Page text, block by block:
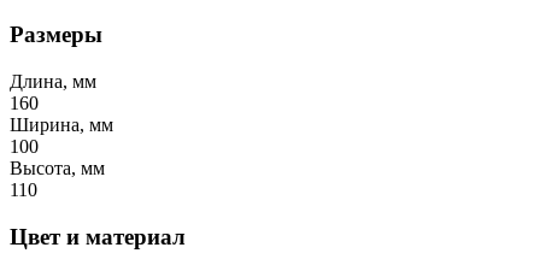
Размеры
Длина, мм
160
Ширина, мм
100
Высота, мм
110
Цвет и материал